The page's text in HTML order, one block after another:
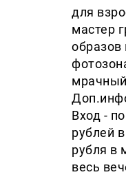
для
мастер
Вход -
рублей
рубля в
весь